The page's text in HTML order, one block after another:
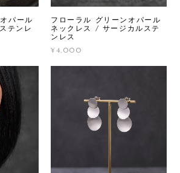
パール
テンレ
フローラル グリーンオパール
ネックレス / サージカルステ
ンレス
¥4,000